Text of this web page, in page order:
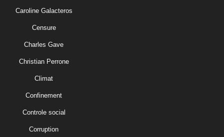
Caroline Galacteros
Censure
Charles Gave
Christian Perrone
Climat
Confinement
Controle social
Corruption